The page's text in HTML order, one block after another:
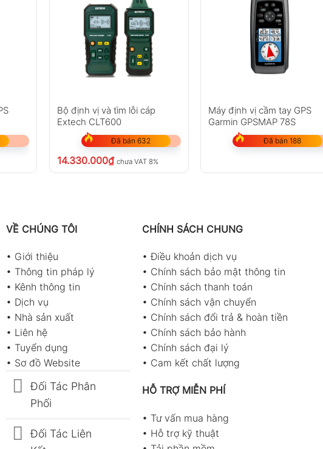
Bộ định vị và tìm lỗi cáp
Extech CLT600
Đã bán 632
14.330.000₫ chưa VAT 8%
Máy định vị cầm tay GPS
Garmin GPSMAP 78S
Đã bán 188
VỀ CHÚNG TÔI
• Giới thiệu
• Thông tin pháp lý
• Kênh thông tin
• Dịch vụ
• Nhà sản xuất
• Liên hệ
• Tuyển dụng
• Sơ đồ Website
Đối Tác Phân
Phối
Đối Tác Liên
CHÍNH SÁCH CHUNG
•Điều khoản dịch vụ
• Chính sách bảo mật thông tin
• Chính sách thanh toán
• Chính sách vận chuyển
• Chính sách đổi trả & hoàn tiền
• Chính sách bảo hành
• Chính sách đại lý
• Cam kết chất lượng
HỖ TRỢ MIỄN PHÍ
• Tư vấn mua hàng
• Hỗ trợ kỹ thuật